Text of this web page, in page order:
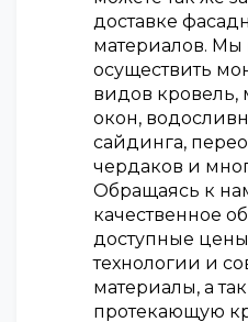
доставке
материалов.
осуществить
видов кровель,
окон,
сайдинга,
чердаков и
Обращаясь к
качественное
доступные
технологии и
материалы, а
протекающую